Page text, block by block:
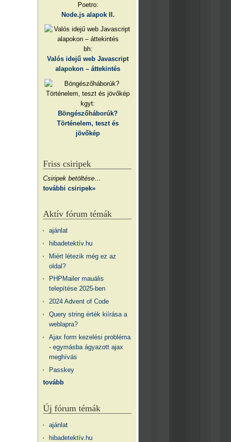
Poetro:
Node.js alapok II.
bh:
Valós idejű web Javascript
alapokon – áttekintés
kgyt:
Böngészőháborúk?
Történelem, teszt és
jövőkép
Friss csiripek
Csiripek betöltése…
további csiripek»
Aktív fórum témák
ajánlat
hibadetektív.hu
Miért létezik még ez az
oldal?
PHPMailer mauális
telepítése 2025-ben
2024 Advent of Code
Query string érték kiírása a
weblapra?
Ajax form kezelési probléma
- egymásba ágyazott ajax
meghívás
Passkey
tovább
Új fórum témák
ajánlat
hibadetektív.hu